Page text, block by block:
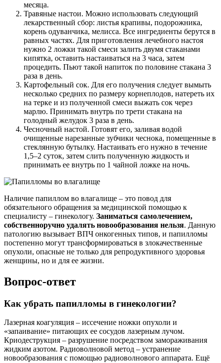
месяца.
Травяные настои. Можно использовать следующий
лекарственный сбор: листья крапивы, подорожника,
корень одуванчика, мелисса. Все ингредиенты берутся в
равных частях. Для приготовления лечебного настоя
нужно 2 ложки такой смеси залить двумя стаканами
кипятка, оставить настаиваться на 3 часа, затем
процедить. Пьют такой напиток по половине стакана 3
раза в день.
Картофельный сок. Для его получения следует вымыть
несколько средних по размеру корнеплодов, натереть их
на терке и из полученной смеси выжать сок через
марлю. Принимать внутрь по трети стакана на
голодный желудок 3 раза в день.
Чесночный настой. Готовят его, заливая водой
очищенные нарезанные зубчики чеснока, помещенные в
стеклянную бутылку. Настаивать его нужно в течение
1,5–2 суток, затем слить полученную жидкость и
принимать ее внутрь по 1 чайной ложке на ночь.
Наличие папиллом во влагалище – это повод для
обязательного обращения за медицинской помощью к
специалисту – гинекологу. Заниматься самолечением,
собственноручно удалять новообразования нельзя. Данную
патологию вызывает ВПЧ онкогенных типов, и папилломы
постепенно могут трансформироваться в злокачественные
опухоли, опасные не только для репродуктивного здоровья
женщины, но и для ее жизни.
Вопрос-ответ
Как убрать папилломы в гинекологии?
Лазерная коагуляция – иссечение ножки опухоли и
«запаивание» питающих ее сосудов лазерным лучом.
Криодеструкция – разрушение посредством замораживания
жидким азотом. Радиоволновой метод – устранение
новообразования с помощью радиоволнового аппарата. Ещё